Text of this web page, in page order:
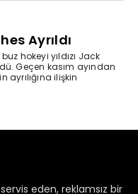
servis eden, reklamsız bir